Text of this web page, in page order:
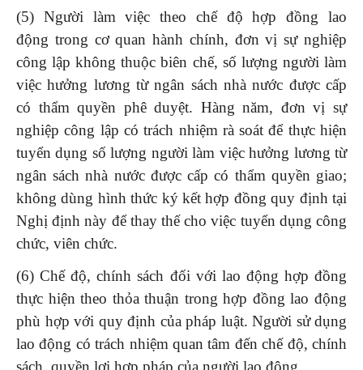
(5) Người làm việc theo chế độ hợp đồng lao
động trong cơ quan hành chính, đơn vị sự nghiệp
công lập không thuộc biên chế, số lượng người làm
việc hưởng lương từ ngân sách nhà nước được cấp
có thẩm quyền phê duyệt. Hàng năm, đơn vị sự
nghiệp công lập có trách nhiệm rà soát để thực hiện
tuyển dụng số lượng người làm việc hưởng lương từ
ngân sách nhà nước được cấp có thẩm quyền giao;
không dùng hình thức ký kết hợp đồng quy định tại
Nghị định này để thay thế cho việc tuyển dụng công
chức, viên chức.
(6) Chế độ, chính sách đối với lao động hợp đồng
thực hiện theo thỏa thuận trong hợp đồng lao động
phù hợp với quy định của pháp luật. Người sử dụng
lao động có trách nhiệm quan tâm đến chế độ, chính
sách, quyền lợi hợp pháp của người lao động.